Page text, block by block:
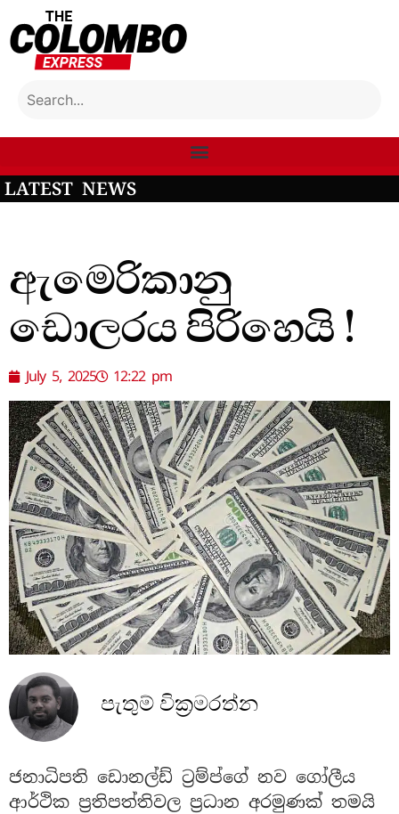
LATEST NEWS
ඇමෙරිකානු
ඩොලරය පිරිහෙයි !
July 5, 2025 12:22 pm
පැතුම් වික්‍රමරත්න
ජනාධිපති ඩොනල්ඩ් ට්‍රම්ප්ගේ නව ගෝලීය
ආර්ථික ප්‍රතිපත්තිවල ප්‍රධාන අරමුණක් තමයි